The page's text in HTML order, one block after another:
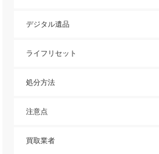
デジタル遺品
ライフリセット
処分方法
注意点
買取業者